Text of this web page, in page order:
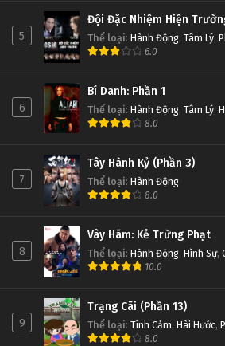
5
Đội Đặc Nhiệm Hiện
Thể loại: Hành Động, Tâm Lý,
6.0
6
Bí Danh: Phần 1
Thể loại: Hành Động, Tâm Lý,
8.0
7
Tây Hành Kỷ (Phần 3)
Thể loại: Hành Động
8.0
8
Vây Hãm: Kẻ Trừng Phạt
Thể loại: Hành Động, Hình Sự,
10.0
9
Trạng Cãi (Phần 13)
Thể loại: Tình Cảm, Hài Hước,
8.0